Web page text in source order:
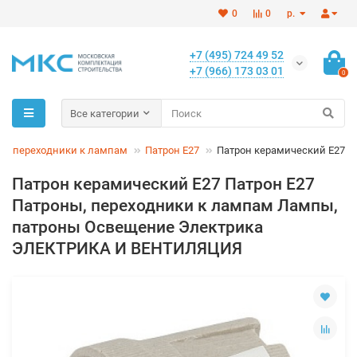
р.
0
0
+7 (495) 724 49 52
+7 (966) 173 03 01
0
Все категории
переходники к лампам Патрон Е27 Патрон керамический E27
Патрон керамический E27 Патрон Е27
Патроны, переходники к лампам Лампы,
патроны Освещение Электрика
ЭЛЕКТРИКА И ВЕНТИЛЯЦИЯ